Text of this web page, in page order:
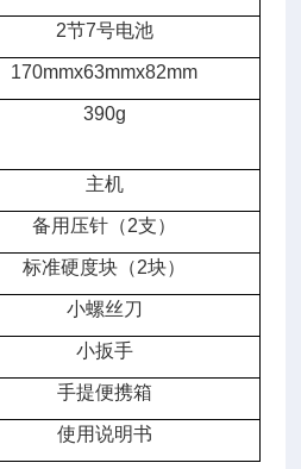
2节7号电池
170mmx63mmx82mm
390g
主机
备用压针（2支）
标准硬度块（2块）
小螺丝刀
小扳手
手提便携箱
使用说明书